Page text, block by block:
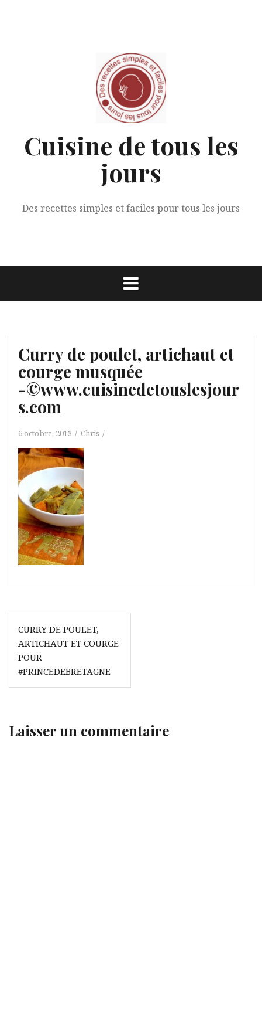
Cuisine de tous les
jours
Des recettes simples et faciles pour tous les jours
Curry de poulet, artichaut et
courge musquée
-©www.cuisinedetouslesjour
s.com
6 octobre, 2013 Chris
Navigation
de
l’article
CURRY DE POULET,
ARTICHAUT ET COURGE
POUR
#PRINCEDEBRETAGNE
Laisser un commentaire